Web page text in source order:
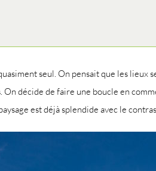
seul. On pensait que les
décide de faire une boucle en
est déjà splendide avec le